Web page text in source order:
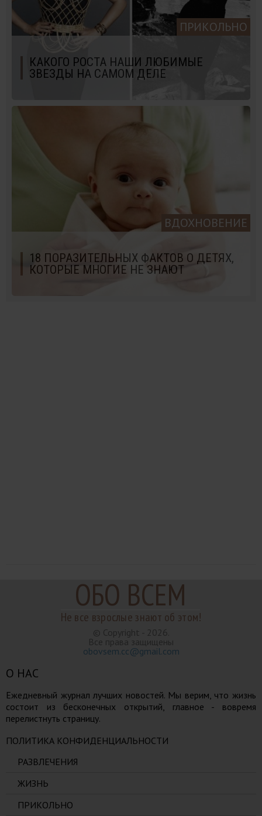
ПРИКОЛЬНО
КАКОГО РОСТА НАШИ ЛЮБИМЫЕ
ЗВЕЗДЫ НА САМОМ ДЕЛЕ
ВДОХНОВЕНИЕ
18 ПОРАЗИТЕЛЬНЫХ ФАКТОВ О ДЕТЯХ,
КОТОРЫЕ МНОГИЕ НЕ ЗНАЮТ
ОБО ВСЕМ
Не все взрослые знают об этом!
© Copyright - 2026.
Все права защищены
obovsem.cc@gmail.com
О НАС
Ежедневный журнал лучших новостей. Мы верим, что жизнь
состоит из бесконечных открытий, главное - вовремя
перелистнуть страницу.
ПОЛИТИКА КОНФИДЕНЦИАЛЬНОСТИ
РАЗВЛЕЧЕНИЯ
ЖИЗНЬ
ПРИКОЛЬНО